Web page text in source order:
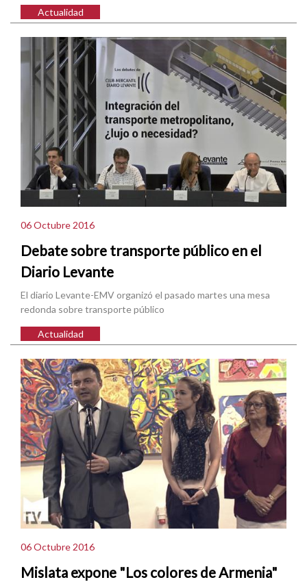
Actualidad
06 Octubre 2016
Debate sobre transporte público en el
Diario Levante
El diario Levante-EMV organizó el pasado martes una mesa
redonda sobre transporte público
Actualidad
06 Octubre 2016
Mislata expone "Los colores de Armenia"